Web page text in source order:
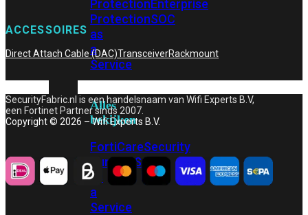
ProtectionEnterprise
ProtectionSOC
as
a
Service
Alles
bekijken
FortiCareSecurity
BundelsSOC
as
a
Service
ACCESSOIRES
Direct Attach Cable (DAC)TransceiverRackmount
SecurityFabric.nl is een handelsnaam van Wifi Experts B.V,
een Fortinet Partner sinds 2007.
Copyright © 2026 – Wifi Experts B.V.